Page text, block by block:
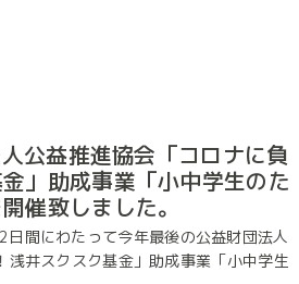
公益推進協会「コロナに負
」助成事業「小中学生のた
催致しました。
間にわたって今年最後の公益財団法人
井スクスク基金」助成事業「小中学生